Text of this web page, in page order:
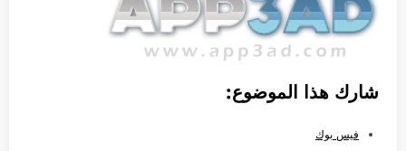
شارك هذا الموضوع:
فيس بوك